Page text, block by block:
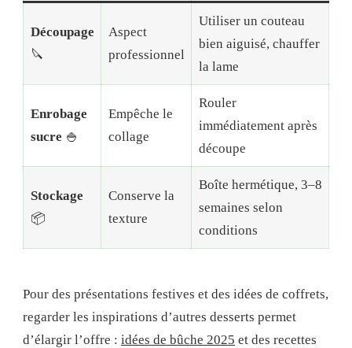
Découpage
🔪
Aspect
professionnel
Utiliser un couteau
bien aiguisé, chauffer
la lame
Enrobage
sucre 🍚
Empêche le
collage
Rouler
immédiatement après
découpe
Stockage
📦
Conserve la
texture
Boîte hermétique, 3–8
semaines selon
conditions
Pour des présentations festives et des idées de coffrets,
regarder les inspirations d’autres desserts permet
d’élargir l’offre : idées de bûche 2025 et des recettes